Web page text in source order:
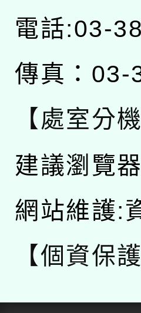
電話:03-
傳真：03-
【處室分
建議瀏覽
網站維護:
【個資保